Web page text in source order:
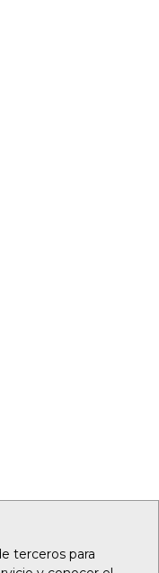
terceros para